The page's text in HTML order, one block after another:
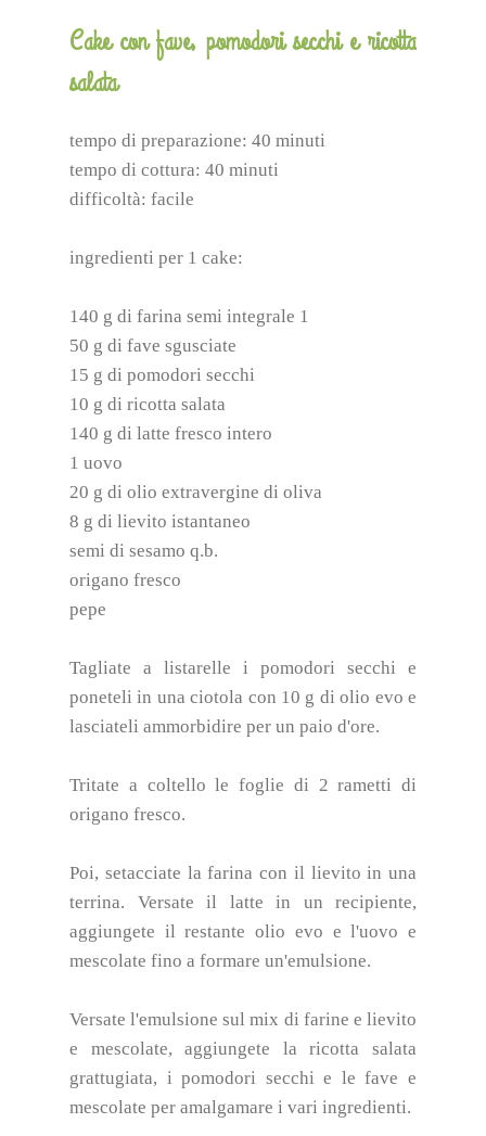
Cake con fave, pomodori secchi e ricotta
salata
tempo di preparazione: 40 minuti
tempo di cottura: 40 minuti
difficoltà: facile
ingredienti per 1 cake:
140 g di farina semi integrale 1
50 g di fave sgusciate
15 g di pomodori secchi
10 g di ricotta salata
140 g di latte fresco intero
1 uovo
20 g di olio extravergine di oliva
8 g di lievito istantaneo
semi di sesamo q.b.
origano fresco
pepe
Tagliate a listarelle i pomodori secchi e
poneteli in una ciotola con 10 g di olio evo e
lasciateli ammorbidire per un paio d'ore.
Tritate a coltello le foglie di 2 rametti di
origano fresco.
Poi, setacciate la farina con il lievito in una
terrina. Versate il latte in un recipiente,
aggiungete il restante olio evo e l'uovo e
mescolate fino a formare un'emulsione.
Versate l'emulsione sul mix di farine e lievito
e mescolate, aggiungete la ricotta salata
grattugiata, i pomodori secchi e le fave e
mescolate per amalgamare i vari ingredienti.